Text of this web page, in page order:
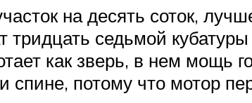
на десять соток,
седьмой кубатуры
как зверь, в нем мощь
спине, потому что мотор